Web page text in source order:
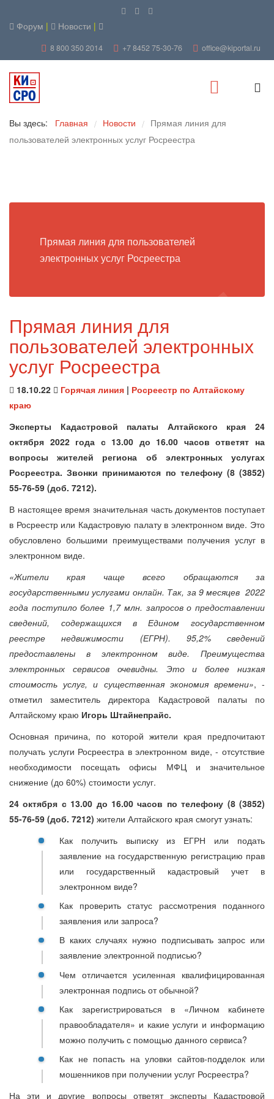
Форум | Новости |
8 800 350 2014 +7 8452 75-30-76 office@kiportal.ru
Вы здесь: Главная / Новости / Прямая линия для
пользователей электронных услуг Росреестра
Прямая линия для пользователей
электронных услуг Росреестра
Прямая линия для
пользователей электронных
услуг Росреестра
18.10.22 Горячая линия | Росреестр по Алтайскому
краю
Эксперты Кадастровой палаты Алтайского края 24
октября 2022 года с 13.00 до 16.00 часов ответят на
вопросы жителей региона об электронных услугах
Росреестра. Звонки принимаются по телефону (8 (3852)
55-76-59 (доб. 7212).
В настоящее время значительная часть документов поступает
в Росреестр или Кадастровую палату в электронном виде. Это
обусловлено большими преимуществами получения услуг в
электронном виде.
«Жители края чаще всего обращаются за
государственными услугами онлайн. Так, за 9 месяцев 2022
года поступило более 1,7 млн. запросов о предоставлении
сведений, содержащихся в Едином государственном
реестре недвижимости (ЕГРН). 95,2% сведений
предоставлены в электронном виде. Преимущества
электронных сервисов очевидны. Это и более низкая
стоимость услуг, и существенная экономия времени», -
отметил заместитель директора Кадастровой палаты по
Алтайскому краю Игорь Штайнепрайс.
Основная причина, по которой жители края предпочитают
получать услуги Росреестра в электронном виде, - отсутствие
необходимости посещать офисы МФЦ и значительное
снижение (до 60%) стоимости услуг.
24 октября с 13.00 до 16.00 часов по телефону (8 (3852)
55-76-59 (доб. 7212) жители Алтайского края смогут узнать:
Как получить выписку из ЕГРН или подать
заявление на государственную регистрацию прав
или государственный кадастровый учет в
электронном виде?
Как проверить статус рассмотрения поданного
заявления или запроса?
В каких случаях нужно подписывать запрос или
заявление электронной подписью?
Чем отличается усиленная квалифицированная
электронная подпись от обычной?
Как зарегистрироваться в «Личном кабинете
правообладателя» и какие услуги и информацию
можно получить с помощью данного сервиса?
Как не попасть на уловки сайтов-подделок или
мошенников при получении услуг Росреестра?
На эти и другие вопросы ответят эксперты Кадастровой